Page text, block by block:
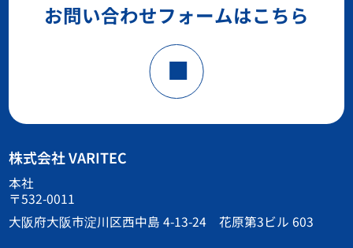
お問い合わせフォームはこちら
株式会社 VARITEC
本社
〒532-0011
大阪府大阪市淀川区西中島 4-13-24 花原第3ビル 603